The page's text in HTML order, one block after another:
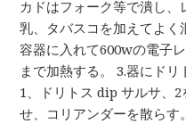
カドはフォーク等で潰し
乳、タバスコを加えてよく
容器に入れて600wの電子
まで加熱する。 3.器にドリ
1、ドリトス dip サルサ、
せ、コリアンダーを散ら